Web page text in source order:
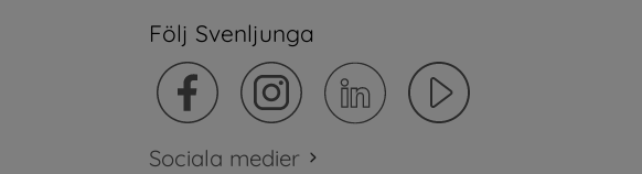
Följ Svenljunga
Sociala medier